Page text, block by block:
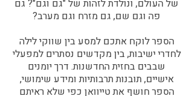
של העולם, ונולדת לזהות של "גם וגם"? גם
פה וגם שם, גם מזרח וגם מערב?​​
הספר לוקח אתכם למסע בין שווקי לילה
לחדרי ישיבות, בין מקדשים נסתרים למפעלי
שבבים בחזית החדשנות. דרך יומנים
אישיים, תובנות תרבותיות ומידע שימושי,
הספר חושף את טייוואן כפי שלא ראיתם